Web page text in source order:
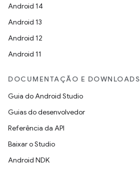
Android 14
Android 13
Android 12
Android 11
DOCUMENTAÇÃO E DOWNLOADS
Guia do Android Studio
Guias do desenvolvedor
Referência da API
Baixar o Studio
Android NDK